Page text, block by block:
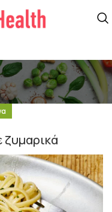
ζυμαρικά